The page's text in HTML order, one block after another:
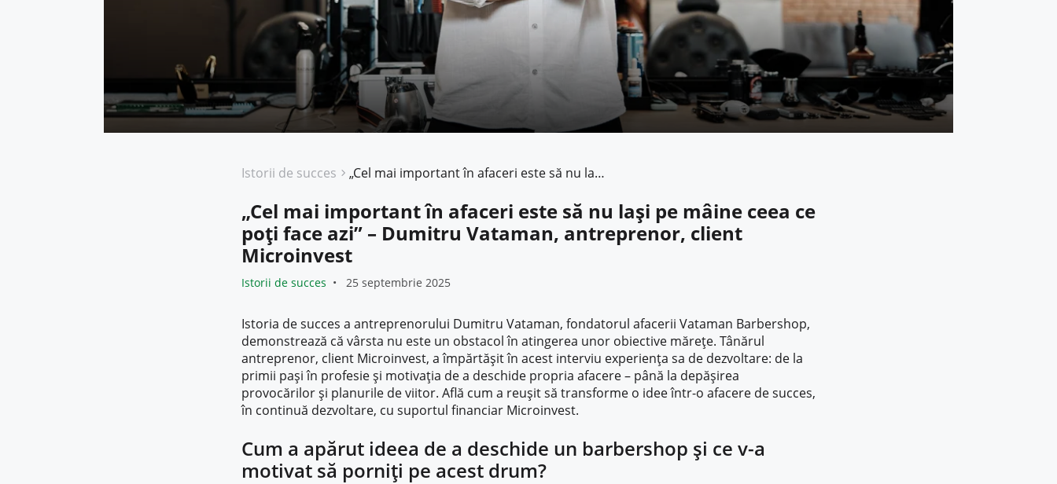
Istorii de succes „Cel mai important în afaceri este să nu lași pe mâine ceea ce poți face azi” – Dumitru Vataman, antreprenor, client Microinvest
„Cel mai important în afaceri este să nu lași pe mâine ceea ce
poți face azi” – Dumitru Vataman, antreprenor, client
Microinvest
Istorii de succes 25 septembrie 2025
Istoria de succes a antreprenorului Dumitru Vataman, fondatorul afacerii Vataman Barbershop,
demonstrează că vârsta nu este un obstacol în atingerea unor obiective mărețe. Tânărul
antreprenor, client Microinvest, a împărtășit în acest interviu experiența sa de dezvoltare: de la
primii pași în profesie și motivația de a deschide propria afacere – până la depășirea
provocărilor și planurile de viitor. Află cum a reușit să transforme o idee într-o afacere de succes,
în continuă dezvoltare, cu suportul financiar Microinvest.
Cum a apărut ideea de a deschide un barbershop și ce v-a
motivat să porniți pe acest drum?